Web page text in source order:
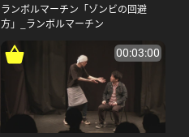
ランボルマーチン「ゾンビの回避
方」_ランボルマーチン
00:03:00